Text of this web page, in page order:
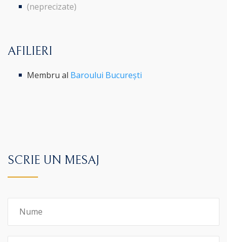
(neprecizate)
AFILIERI
Membru al Baroului București
SCRIE UN MESAJ